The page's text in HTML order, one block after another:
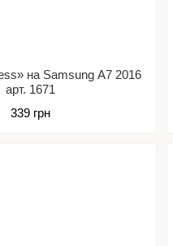
на Samsung A7 2016
арт. 1671
339 грн